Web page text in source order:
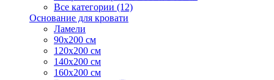
Все категории (12)
Основание для кровати
Ламели
90х200 см
120х200 см
140х200 см
160х200 см